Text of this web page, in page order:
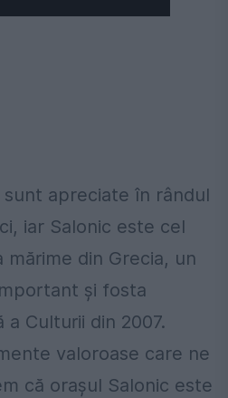
apreciate în rândul
iar Salonic este cel
mărime din Grecia, un
şi fosta
a Culturii din 2007.
valoroase care ne
că oraşul Salonic este